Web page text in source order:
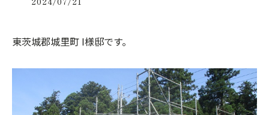
東茨城郡城里町 I様邸です。